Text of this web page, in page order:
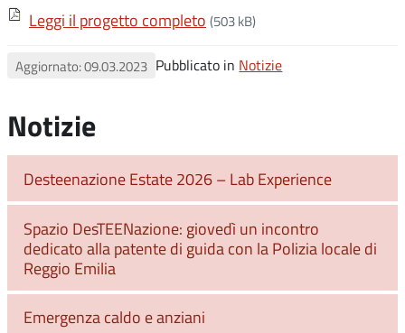
Leggi il progetto completo (503 kB)
Aggiornato: 09.03.2023 Pubblicato in Notizie
Notizie
Desteenazione Estate 2026 – Lab Experience
Spazio DesTEENazione: giovedì un incontro
dedicato alla patente di guida con la Polizia locale di
Reggio Emilia
Emergenza caldo e anziani